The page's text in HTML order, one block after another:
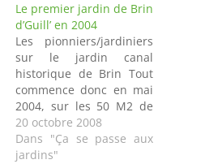
Le premier jardin de Brin
d’Guill’ en 2004
Les pionniers/jardiniers
sur le jardin canal
historique de Brin Tout
commence donc en mai
2004, sur les 50 M2 de
cette friche empoubellée
au 6 de la rue Mazagran.
Premier pas dans la
20 octobre 2008
Dans "Ça se passe aux
jardins"